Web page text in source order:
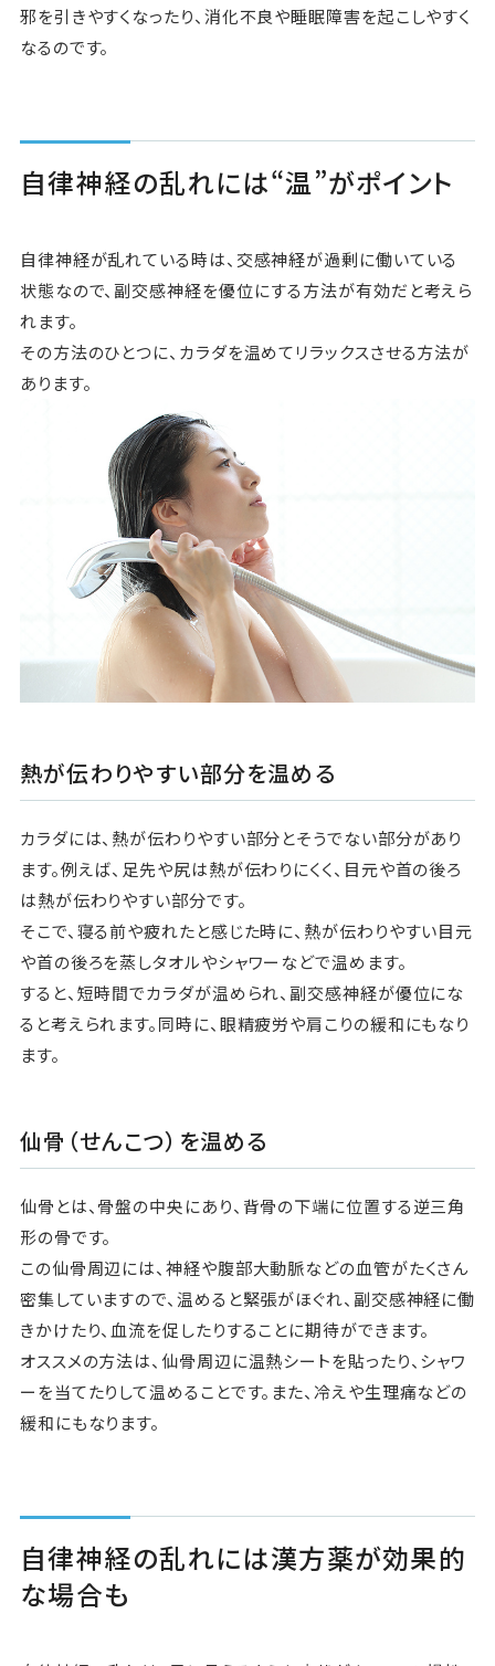
邪を引きやすくなったり、消化不良や睡眠障害を起こしやすく
なるのです。
自律神経の乱れには“温”がポイント
自律神経が乱れている時は、交感神経が過剰に働いている
状態なので、副交感神経を優位にする方法が有効だと考えら
れます。
その方法のひとつに、カラダを温めてリラックスさせる方法が
あります。
熱が伝わりやすい部分を温める
カラダには、熱が伝わりやすい部分とそうでない部分があり
ます。例えば、足先や尻は熱が伝わりにくく、目元や首の後ろ
は熱が伝わりやすい部分です。
そこで、寝る前や疲れたと感じた時に、熱が伝わりやすい目元
や首の後ろを蒸しタオルやシャワーなどで温めます。
すると、短時間でカラダが温められ、副交感神経が優位にな
ると考えられます。同時に、眼精疲労や肩こりの緩和にもなり
ます。
仙骨（せんこつ）を温める
仙骨とは、骨盤の中央にあり、背骨の下端に位置する逆三角
形の骨です。
この仙骨周辺には、神経や腹部大動脈などの血管がたくさん
密集していますので、温めると緊張がほぐれ、副交感神経に働
きかけたり、血流を促したりすることに期待ができます。
オススメの方法は、仙骨周辺に温熱シートを貼ったり、シャワ
ーを当てたりして温めることです。また、冷えや生理痛などの
緩和にもなります。
自律神経の乱れには漢方薬が効果的
な場合も